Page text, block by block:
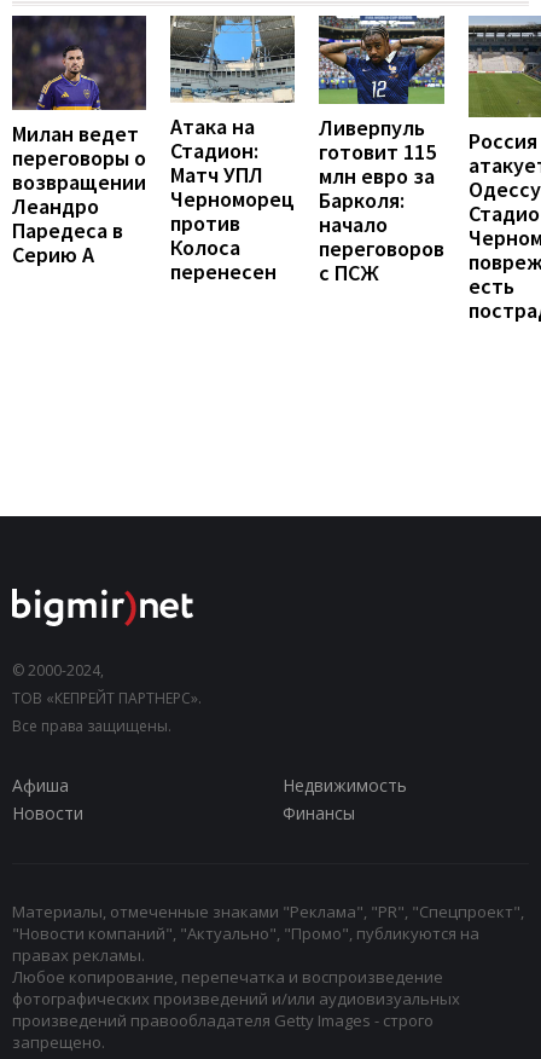
Милан ведет
переговоры о
возвращении
Леандро
Паредеса в
Серию А
Атака на
Стадион:
Матч УПЛ
Черноморец
против
Колоса
перенесен
Ливерпуль
готовит 115
млн евро за
Барколя:
начало
переговоров
с ПСЖ
Россия
есть
© 2000-2024,
ТОВ «КЕПРЕЙТ ПАРТНЕРС».
Все права защищены.
Афиша
Недвижимость
Новости
Финансы
Материалы, отмеченные знаками "Реклама", "PR", "Спецпроект",
"Новости компаний", "Актуально", "Промо", публикуются на
правах рекламы.
Любое копирование, перепечатка и воспроизведение
фотографических произведений и/или аудиовизуальных
произведений правообладателя Getty Images - строго
запрещено.